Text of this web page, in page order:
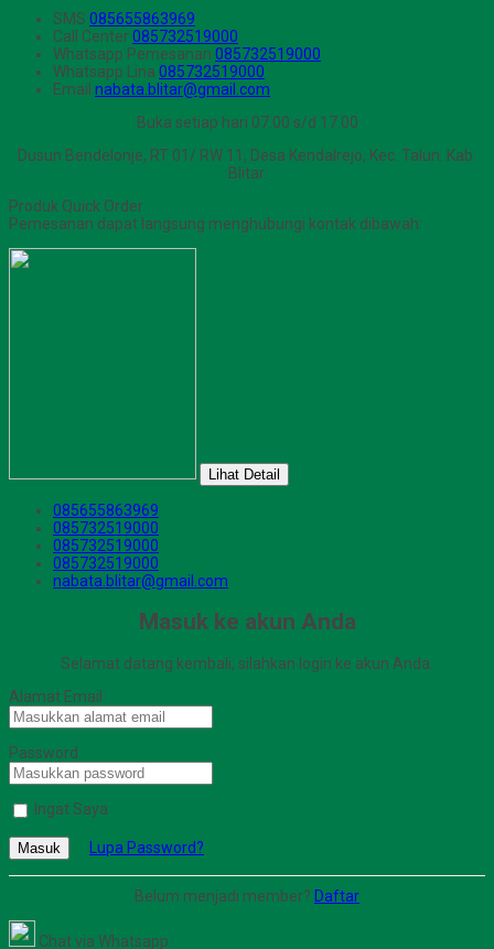
SMS 085655863969
Call Center085732519000
Whatsapp Pemesanan 085732519000
Whatsapp
Lina 085732519000
Email nabata.blitar@gmail.com
Buka setiap hari 07.00 s/d 17.00
Dusun Bendelonje, RT 01/ RW 11, Desa Kendalrejo, Kec. Talun. Kab.
Blitar.
Produk Quick Order
Pemesanan dapat langsung menghubungi kontak dibawah:
Lihat Detail
085655863969
085732519000
085732519000
085732519000
nabata.blitar@gmail.com
Masuk ke akun Anda
Selamat datang kembali, silahkan login ke akun Anda.
Alamat Email
Password
Ingat Saya
Masuk Lupa Password?
Belum menjadi member? Daftar
Chat via Whatsapp